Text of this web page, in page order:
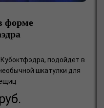
форме
подойдет в
шкатулки для
руб.